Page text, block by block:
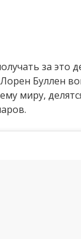
за это
Буллен
миру,